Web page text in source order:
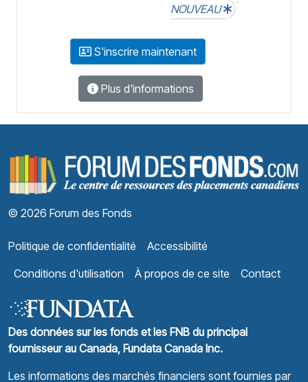
NOUVEAU
S'inscrire maintenant
Plus d'informations
© 2026 Forum des Fonds
Politique de confidentialité
Accessibilité
Conditions d'utilisation
À propos de ce site Contact
Des données sur les fonds et les FNB du principal
fournisseur au Canada, Fundata Canada Inc.
Les informations des marchés financiers sont fournies par